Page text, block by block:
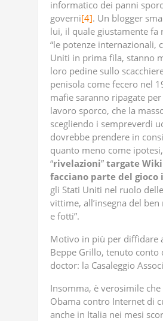
informatico dei panni
governi[4]. Un blogger
lui, il quale giustamente fa
“le potenze internazionali,
Uniti in prima fila, stanno
loro pedine sullo
penisola come fecero nel
mafie saranno ripagate per
lavoro sporco, che la
scegliendo i sempreverdi
dovrebbe prendere in
quanto meno come ipotesi,
“rivelazioni” targate
facciano parte del gioco
gli Stati Uniti nel ruolo
vittime, all’insegna del ben
e fotti”.
Motivo in più per diffidare
Beppe Grillo, tenuto conto
doctor: la Casaleggio
Insomma, è verosimile
Obama contro Internet di
anche in Italia nei mesi